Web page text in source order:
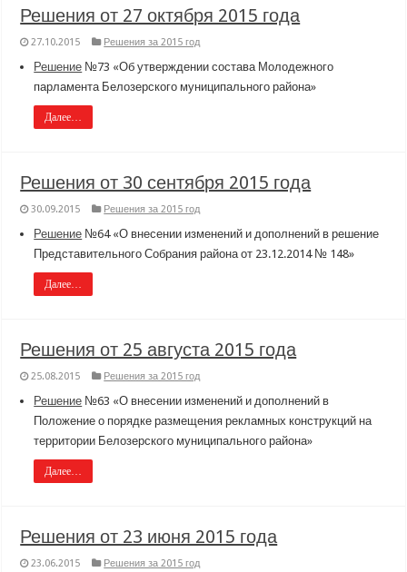
Решения от 27 октября 2015 года
27.10.2015 Решения за 2015 год
Решение №73 «Об утверждении состава Молодежного
парламента Белозерского муниципального района»
Далее…
Решения от 30 сентября 2015 года
30.09.2015 Решения за 2015 год
Решение №64 «О внесении изменений и дополнений в решение
Представительного Собрания района от 23.12.2014 № 148»
Далее…
Решения от 25 августа 2015 года
25.08.2015 Решения за 2015 год
Решение №63 «О внесении изменений и дополнений в
Положение о порядке размещения рекламных конструкций на
территории Белозерского муниципального района»
Далее…
Решения от 23 июня 2015 года
23.06.2015 Решения за 2015 год